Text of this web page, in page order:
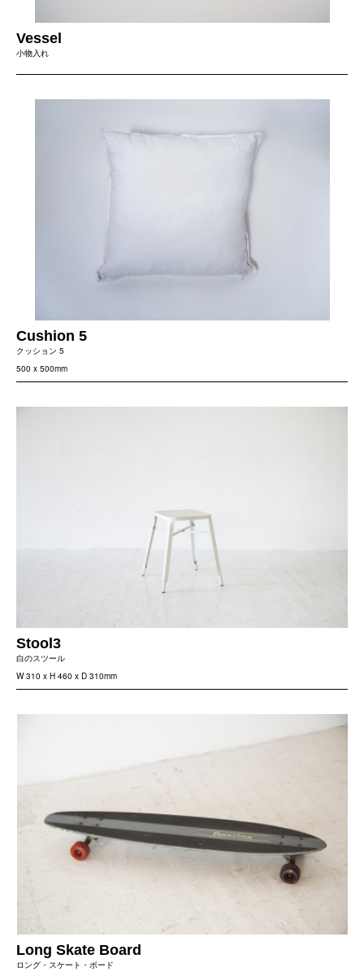
Vessel
小物入れ
Cushion 5
クッション 5
500 x 500mm
Stool3
白のスツール
W 310 x H 460 x D 310mm
Long Skate Board
ロング・スケート・ボード